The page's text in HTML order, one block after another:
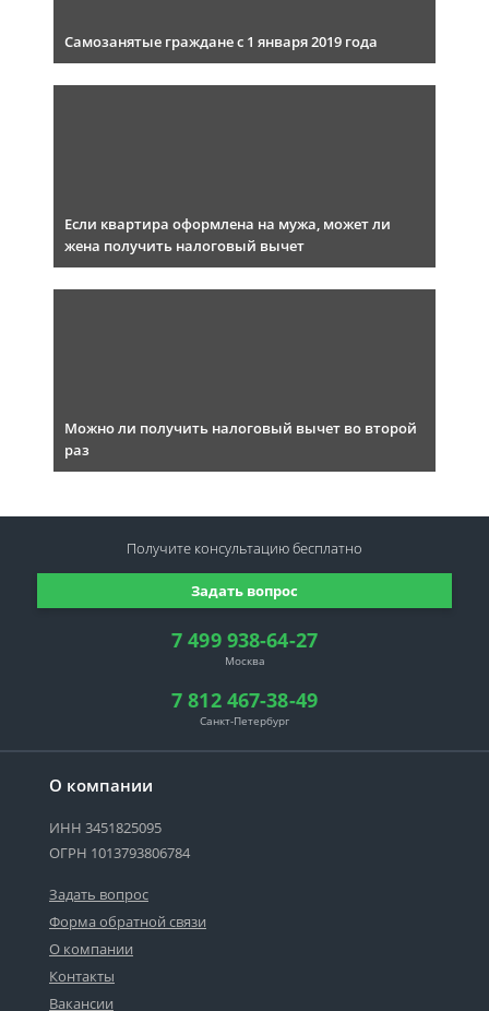
Самозанятые граждане с 1 января 2019 года
Если квартира оформлена на мужа, может ли
жена получить налоговый вычет
Можно ли получить налоговый вычет во второй
раз
О компании
ИНН 3451825095
ОГРН 1013793806784
Задать вопрос
Форма обратной связи
О компании
Контакты
Вакансии
7 499 938-64-27
Москва
7 812 467-38-49
Санкт-Петербург
Задать вопрос
Получите консультациюбесплатно